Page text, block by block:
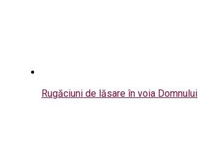
Rugăciuni de lăsare în voia Domnului